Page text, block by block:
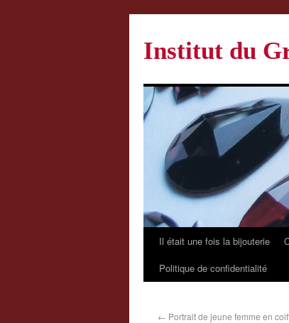
Institut du
Il était une fois la bijouterie
Politique de confidentialité
← Portrait de jeune femme en